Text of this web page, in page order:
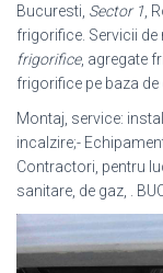
Bucuresti, Sector 1 ,
frigorifice. Servicii
frigorifice, agregate
frigorifice pe baza
Montaj, service:
incalzire;-
Contractori, pentru
sanitare, de gaz, .